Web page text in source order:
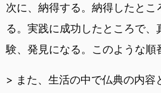
次に、納得する。納得したとこ
る。実践に成功したところで、
験、発見になる。このような順
> また、生活の中で仏典の内容